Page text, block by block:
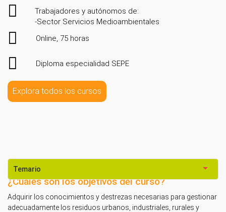
Trabajadores y autónomos de:
-Sector Servicios Medioambientales
Online, 75 horas
Diploma especialidad SEPE
Explora todos los cursos
Temario
¿Cuáles son los objetivos del curso?
Adquirir los conocimientos y destrezas necesarias para gestionar
adecuadamente los residuos urbanos, industriales, rurales y